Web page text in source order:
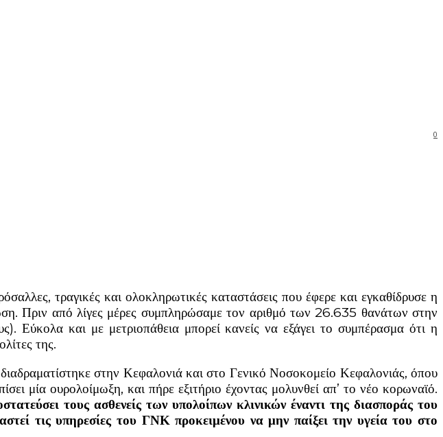
0
Πριν από λίγες μέρες συμπληρώσαμε τον αριθμό των 26.635 θανάτων στην
και με μετριοπάθεια μπορεί κανείς να εξάγει το συμπέρασμα ότι η
της.
στην Κεφαλονιά και στο Γενικό Νοσοκομείο Κεφαλονιάς, όπου
μία ουρολοίμωξη, και πήρε εξιτήριο έχοντας μολυνθεί απ’ το νέο κορωναϊό.
τους ασθενείς των υπολοίπων κλινικών έναντι της διασποράς του
τις υπηρεσίες του ΓΝΚ προκειμένου να μην παίξει την υγεία του στο